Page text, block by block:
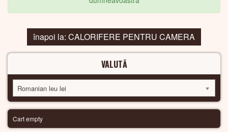
înapoi la: CALORIFERE PENTRU CAMERA
VALUTĂ
Romanian leu lei
Cart empty